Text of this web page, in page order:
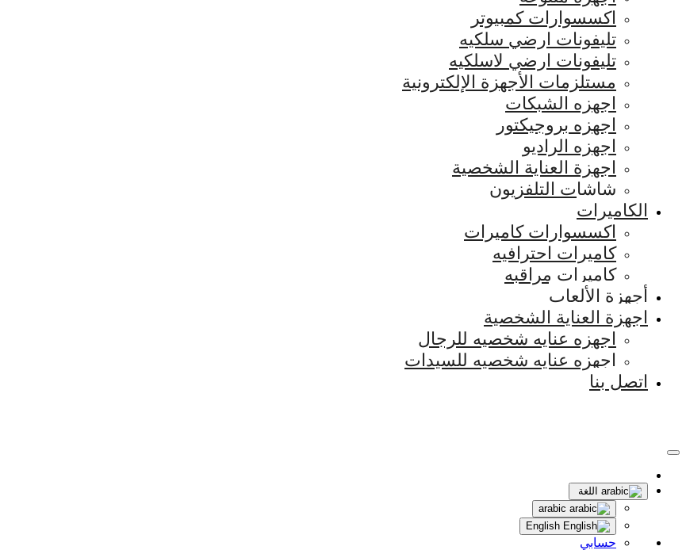
اكسسوارات كمبيوتر
تليفونات ارضي سلكيه
تليفونات ارضي لاسلكيه
مستلزمات الأجهزة الإلكترونية
اجهزه الشبكات
اجهزه بروجيكتور
اجهزه الراديو
اجهزة العناية الشخصية
شاشات التلفزيون
الكاميرات
اكسسوارات كاميرات
كاميرات احترافيه
كاميرات مراقبه
أجهزة الألعاب
اجهزة العناية الشخصية
اجهزه عنايه شخصيه للرجال
اجهزه عنايه شخصيه للسيدات
اتصل بنا
اللغة
حسابي